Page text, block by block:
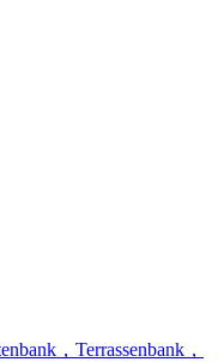
，Terrassenbank，